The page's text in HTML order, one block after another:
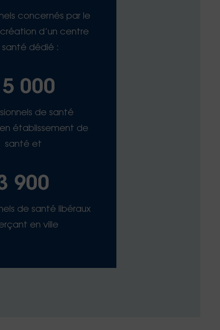
concernés par le
d’un centre
dédié :
000
de santé
établissement de
santé et
900
de santé libéraux
en ville